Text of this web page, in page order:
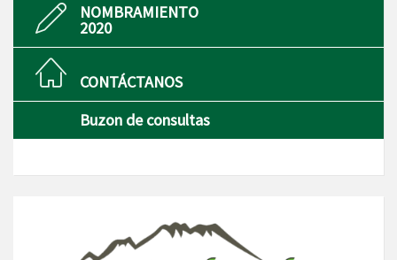
NOMBRAMIENTO
2020
CONTÁCTANOS
Buzon de consultas